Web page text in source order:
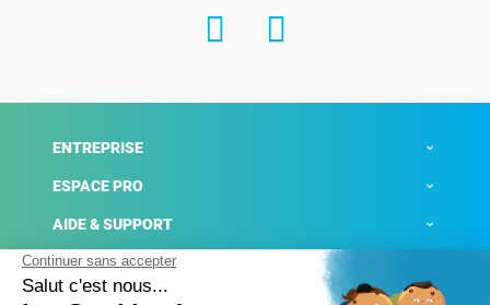
ENTREPRISE
ESPACE PRO
AIDE & SUPPORT
ACTUALITÉS